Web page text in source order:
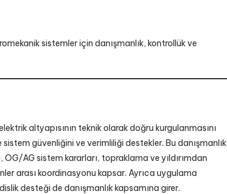
sistemler için danışmanlık, kontrollük ve
altyapısının teknik olarak doğru kurgulanmasını
güvenliğini ve verimliliği destekler. Bu danışmanlık
AG sistem kararları, topraklama ve yıldırımdan
arası koordinasyonu kapsar. Ayrıca uygulama
desteği de danışmanlık kapsamına girer.